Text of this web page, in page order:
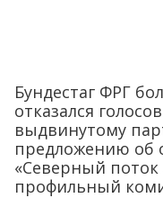
Бундестаг ФРГ
отказался
выдвинутому
предложению об
«Северный поток
профильный